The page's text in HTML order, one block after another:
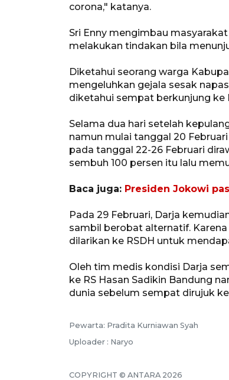
corona," katanya.
Sri Enny mengimbau
melakukan tindakan bila
Diketahui seorang warga
mengeluhkan gejala sesak
diketahui sempat berkunjung ke
Selama dua hari setelah
namun mulai tanggal 20
pada tanggal 22-26 Februari
sembuh 100 persen itu lalu
Baca juga: Presiden Jokowi
Pada 29 Februari, Darja
sambil berobat alternatif.
dilarikan ke RSDH untuk
Oleh tim medis kondisi Darja
ke RS Hasan Sadikin Bandung
dunia sebelum sempat dirujuk ke
Pewarta: Pradita Kurniawan Syah
Uploader : Naryo
COPYRIGHT © ANTARA 2026